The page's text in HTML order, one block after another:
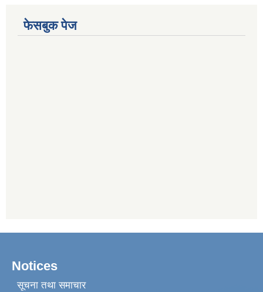
फेसबुक पेज
Notices
सूचना तथा समाचार